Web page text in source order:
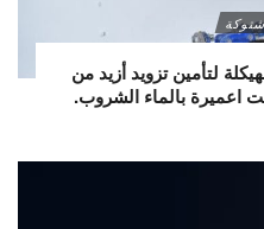
لتأمين تزويد أزيد من